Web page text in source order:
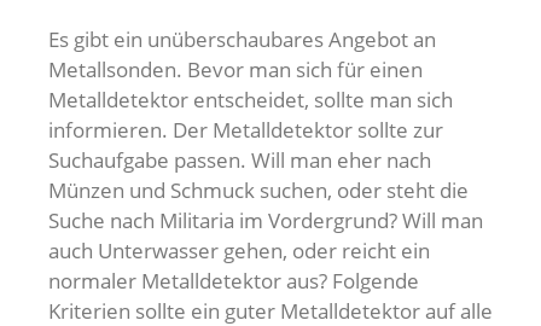
Es gibt ein unüberschaubares Angebot an
Metallsonden. Bevor man sich für einen
Metalldetektor entscheidet, sollte man sich
informieren. Der Metalldetektor sollte zur
Suchaufgabe passen. Will man eher nach
Münzen und Schmuck suchen, oder steht die
Suche nach Militaria im Vordergrund? Will man
auch Unterwasser gehen, oder reicht ein
normaler Metalldetektor aus? Folgende
Kriterien sollte ein guter Metalldetektor auf alle